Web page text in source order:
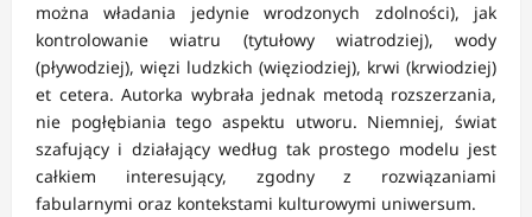
można władania jedynie wrodzonych zdolności), jak
kontrolowanie wiatru (tytułowy wiatrodziej), wody
(pływodziej), więzi ludzkich (więziodziej), krwi (krwiodziej)
et cetera. Autorka wybrała jednak metodą rozszerzania,
nie pogłębiania tego aspektu utworu. Niemniej, świat
szafujący i działający według tak prostego modelu jest
całkiem interesujący, zgodny z rozwiązaniami
fabularnymi oraz kontekstami kulturowymi uniwersum.